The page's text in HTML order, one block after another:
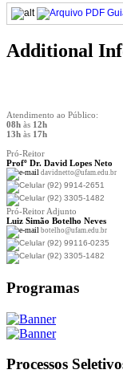
Additional
Atendimento ao Público:
08h às 12h
13h às 17h
Pró-Reitor
Profº Dr. David Lopes Neto
davidnetto@ufam.edu.br
(92) 9914-2651
(92) 3305-1482
Pró-Reitor Adjunto
Luiz Simão Botelho Neves
botelho@ufam.edu.br
(92) 99116-0235
(92) 3305-1482
Programas
Processos